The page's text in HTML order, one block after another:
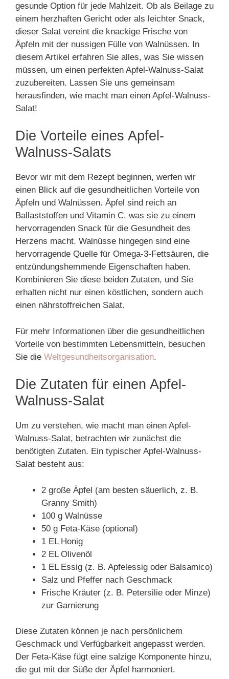
gesunde Option für jede Mahlzeit. Ob als Beilage zu
einem herzhaften Gericht oder als leichter Snack,
dieser Salat vereint die knackige Frische von
Äpfeln mit der nussigen Fülle von Walnüssen. In
diesem Artikel erfahren Sie alles, was Sie wissen
müssen, um einen perfekten Apfel-Walnuss-Salat
zuzubereiten. Lassen Sie uns gemeinsam
herausfinden, wie macht man einen Apfel-Walnuss-
Salat!
Die Vorteile eines Apfel-
Walnuss-Salats
Bevor wir mit dem Rezept beginnen, werfen wir
einen Blick auf die gesundheitlichen Vorteile von
Äpfeln und Walnüssen. Äpfel sind reich an
Ballaststoffen und Vitamin C, was sie zu einem
hervorragenden Snack für die Gesundheit des
Herzens macht. Walnüsse hingegen sind eine
hervorragende Quelle für Omega-3-Fettsäuren, die
entzündungshemmende Eigenschaften haben.
Kombinieren Sie diese beiden Zutaten, und Sie
erhalten nicht nur einen köstlichen, sondern auch
einen nährstoffreichen Salat.
Für mehr Informationen über die gesundheitlichen
Vorteile von bestimmten Lebensmitteln, besuchen
Sie die Weltgesundheitsorganisation.
Die Zutaten für einen Apfel-
Walnuss-Salat
Um zu verstehen, wie macht man einen Apfel-
Walnuss-Salat, betrachten wir zunächst die
benötigten Zutaten. Ein typischer Apfel-Walnuss-
Salat besteht aus:
2 große Äpfel (am besten säuerlich, z. B.
Granny Smith)
100 g Walnüsse
50 g Feta-Käse (optional)
1 EL Honig
2 EL Olivenöl
1 EL Essig (z. B. Apfelessig oder Balsamico)
Salz und Pfeffer nach Geschmack
Frische Kräuter (z. B. Petersilie oder Minze)
zur Garnierung
Diese Zutaten können je nach persönlichem
Geschmack und Verfügbarkeit angepasst werden.
Der Feta-Käse fügt eine salzige Komponente hinzu,
die gut mit der Süße der Äpfel harmoniert.